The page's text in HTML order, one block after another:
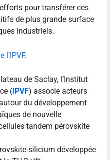
pour transférer ces
de plus grande surface
industriels.
l’IPVF.
de Saclay, l’Institut
(IPVF) associe acteurs
du développement
de nouvelle
tandem pérovskite